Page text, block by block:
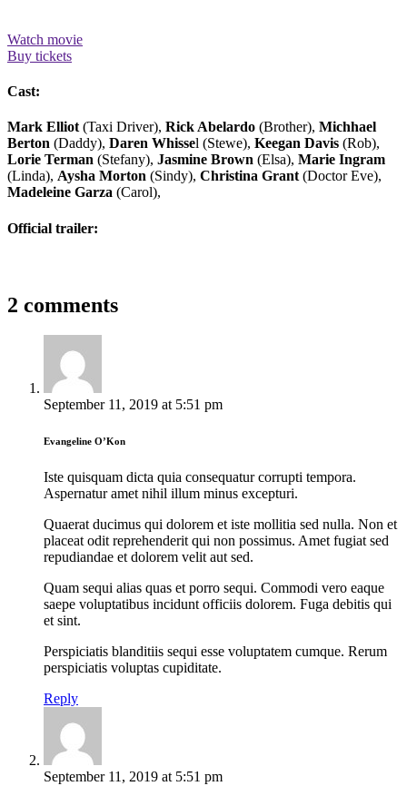
Watch movie
Buy tickets
Cast:
Mark Elliot (Taxi Driver), Rick Abelardo (Brother), Michhael
Berton (Daddy), Daren Whissel (Stewe), Keegan Davis (Rob),
Lorie Terman (Stefany), Jasmine Brown (Elsa), Marie Ingram
(Linda), Aysha Morton (Sindy), Christina Grant (Doctor Eve),
Madeleine Garza (Carol),
Official trailer:
2 comments
September 11, 2019 at 5:51 pm
Evangeline O’Kon
Iste quisquam dicta quia consequatur corrupti tempora.
Aspernatur amet nihil illum minus excepturi.
Quaerat ducimus qui dolorem et iste mollitia sed nulla. Non et
placeat odit reprehenderit qui non possimus. Amet fugiat sed
repudiandae et dolorem velit aut sed.
Quam sequi alias quas et porro sequi. Commodi vero eaque
saepe voluptatibus incidunt officiis dolorem. Fuga debitis qui
et sint.
Perspiciatis blanditiis sequi esse voluptatem cumque. Rerum
perspiciatis voluptas cupiditate.
Reply
September 11, 2019 at 5:51 pm